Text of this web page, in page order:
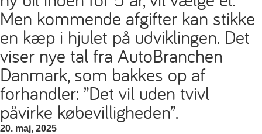
Men kommende afgifter kan stikke
en kæp i hjulet på udviklingen. Det
viser nye tal fra AutoBranchen
Danmark, som bakkes op af
forhandler: ”Det vil uden tvivl
påvirke købevilligheden”.
20. maj, 2025